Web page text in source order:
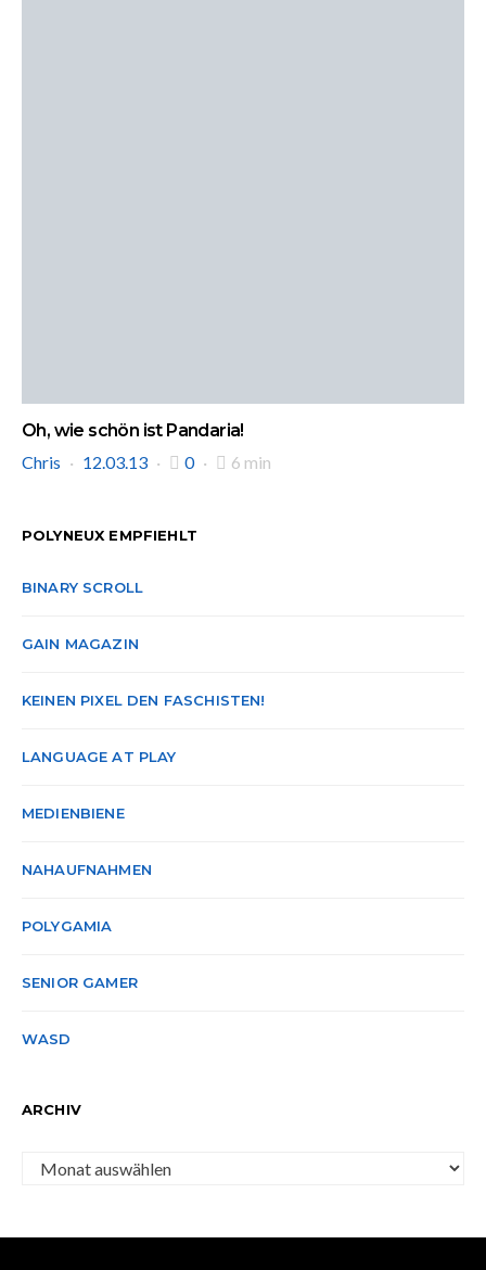
Oh, wie schön ist Pandaria!
Chris
12.03.13 0 6 min
POLYNEUX EMPFIEHLT
BINARY SCROLL
GAIN MAGAZIN
KEINEN PIXEL DEN FASCHISTEN!
LANGUAGE AT PLAY
MEDIENBIENE
NAHAUFNAHMEN
POLYGAMIA
SENIOR GAMER
WASD
ARCHIV
Archiv